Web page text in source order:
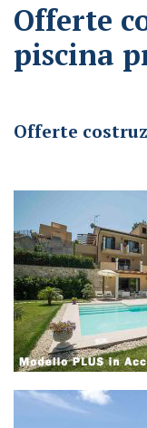
Offerte
piscina
Offerte